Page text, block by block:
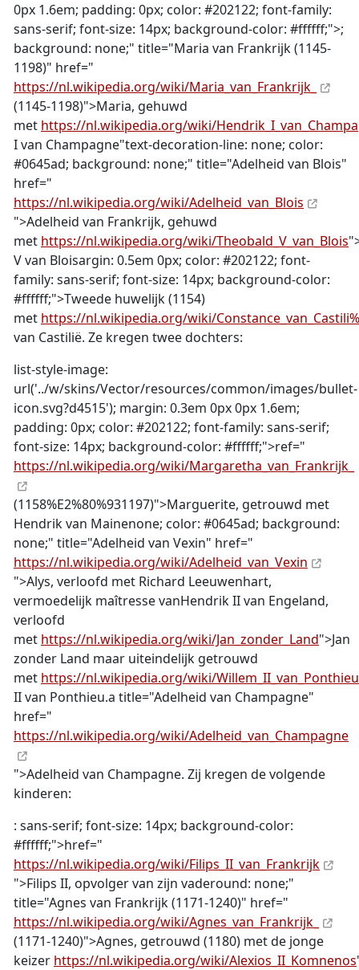
0px 1.6em; padding: 0px; color: #202122; font-family:
sans-serif; font-size: 14px; background-color: #ffffff;">;
background: none;" title="Maria van Frankrijk (1145-
1198)" href="
https://nl.wikipedia.org/wiki/Maria_van_Frankrijk_
(1145-1198)">Maria, gehuwd
met https://nl.wikipedia.org/wiki/
I van Champagne"text-decoration-line: none; color:
#0645ad; background: none;" title="Adelheid van Blois"
href="
https://nl.wikipedia.org/wiki/Adelheid_van_Blois
">Adelheid van Frankrijk, gehuwd
met https://nl.wikipedia.org/wiki/Theobald_V_van_Blois
V van Bloisargin: 0.5em 0px; color: #202122; font-
family: sans-serif; font-size: 14px; background-color:
#ffffff;">Tweede huwelijk (1154)
met https://nl.wikipedia.org/wiki/
van Castilië. Ze kregen twee dochters:
list-style-image:
url('../w/skins/Vector/resources/common/images/bullet-
icon.svg?d4515'); margin: 0.3em 0px 0px 1.6em;
padding: 0px; color: #202122; font-family: sans-serif;
font-size: 14px; background-color: #ffffff;">ref="
https://nl.wikipedia.org/wiki/Margaretha_van_Frankrijk_
(1158%E2%80%931197)">Marguerite, getrouwd met
Hendrik van Mainenone; color: #0645ad; background:
none;" title="Adelheid van Vexin" href="
https://nl.wikipedia.org/wiki/Adelheid_van_Vexin
">Alys, verloofd met Richard Leeuwenhart,
vermoedelijk maîtresse vanHendrik II van Engeland,
verloofd
met https://nl.wikipedia.org/wiki/Jan_zonder_Land">Jan
zonder Land maar uiteindelijk getrouwd
met https://nl.wikipedia.org/wiki/Willem_II_van_Ponthieu
II van Ponthieu.a title="Adelheid van Champagne"
href="
https://nl.wikipedia.org/wiki/Adelheid_van_Champagne
">Adelheid van Champagne. Zij kregen de volgende
kinderen:
: sans-serif; font-size: 14px; background-color:
#ffffff;">href="
https://nl.wikipedia.org/wiki/Filips_II_van_Frankrijk
">Filips II, opvolger van zijn vaderound: none;"
title="Agnes van Frankrijk (1171-1240)" href="
https://nl.wikipedia.org/wiki/Agnes_van_Frankrijk_
(1171-1240)">Agnes, getrouwd (1180) met de jonge
keizer https://nl.wikipedia.org/wiki/Alexios_II_Komnenos